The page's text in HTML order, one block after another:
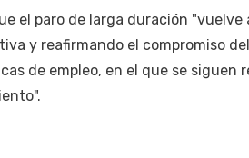
el paro de larga duración "vuelve
y reafirmando el compromiso
de empleo, en el que se siguen